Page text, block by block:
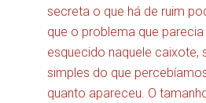
secreta o que há de ruim
que o problema que
esquecido naquele caixote,
simples do que
quanto apareceu. O